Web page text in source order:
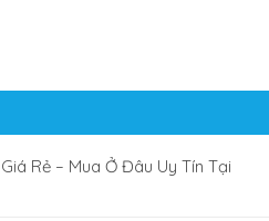
Rẻ – Mua Ở Đâu Uy Tín Tại